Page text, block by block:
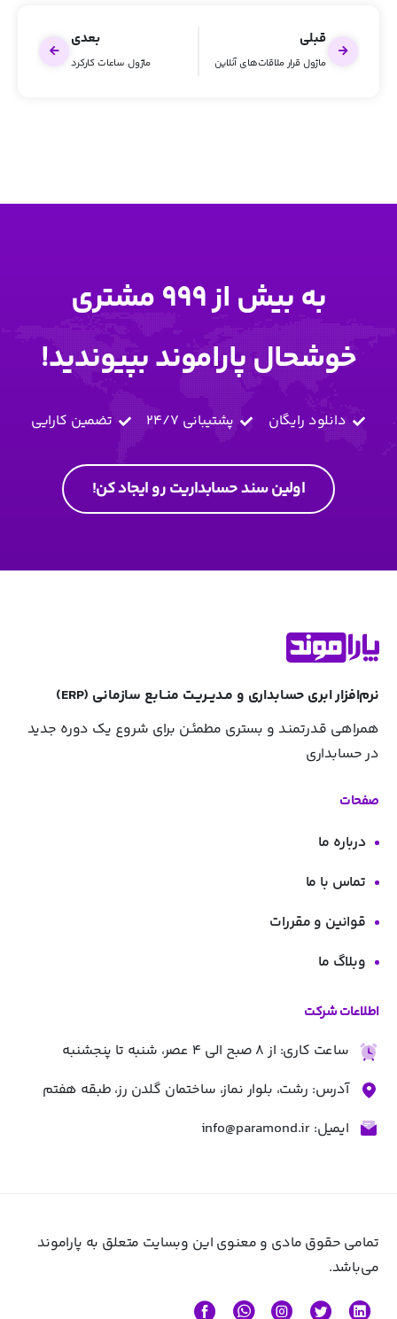
قبلی
ماژول قرار ملاقات‌های آنلاین
بعدی
ماژول ساعات کارکرد
به بیش از 999 مشتری
خوشحال پاراموند بپیوندید!
دانلود رایگان پشتیبانی 24/7 تضمین کارایی
اولین سند حسابداریت رو ایجاد کن!
نرم‌افزار ابری حسابداری و مـدیــریـت منــابع سازمانی (ERP)
همراهی قـدرتمنـد و بستری مطمئـن برای شروع یک دوره جدید
در حسابداری
صفحات
درباره ما
تماس با ما
قوانین و مقررات
وبلاگ ما
اطلاعات شرکت
ساعت کاری: از 8 صبح الی 4 عصر، شنبه تا پنجشنبه
آدرس: رشت، بلوار نماز، ساختمان گلدن رز، طبقه هفتم
ایمیل: info@paramond.ir
تمامی حقوق مادی و معنوی این وبسایت متعلق به پاراموند
می‌باشد.